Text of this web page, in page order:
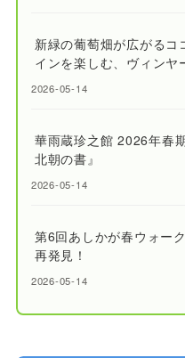
新緑の葡萄畑が広がる
インを楽しむ、ヴィンヤ
2026-05-14
華雨蔵珍之館 2026年春
北朝の書』
2026-05-14
第6回あしかが春ウォー
再発見！
2026-05-14